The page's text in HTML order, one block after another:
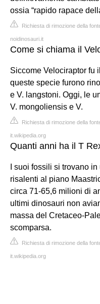
ossia “rapido rapace
Richiesta di rimozione della
noidinosauri.it
Come si chiama il
Siccome Velociraptor fu
queste specie furono
e V. langstoni. Oggi, le
V. mongoliensis e V.
Richiesta di rimozione della
it.wikipedia.org
Quanti anni ha il T
I suoi fossili si trovano
risalenti al piano
circa 71-65,6 milioni di
ultimi dinosauri non
massa del Cretaceo-
scomparsa.
Richiesta di rimozione della
it.wikipedia.org